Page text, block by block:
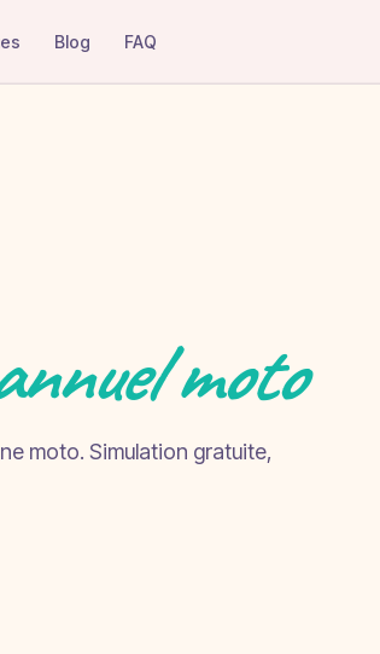
Blog FAQ
moto
moto. Simulation gratuite,